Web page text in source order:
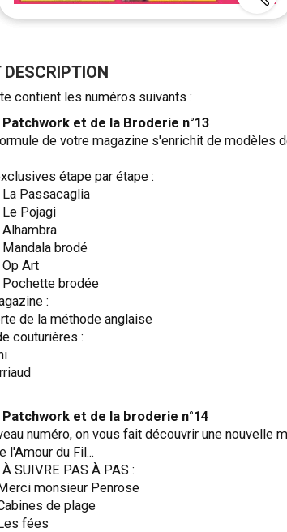
DESCRIPTION
contient les numéros suivants :
et de la Broderie n°13
de votre magazine s'enrichit de modèles
étape par étape :
La Passacaglia
Le Pojagi
brodé
Art
Pochette brodée
:
de la méthode anglaise
couturières :
et de la broderie n°14
numéro, on vous fait découvrir une
l'Amour du Fil...
SUIVRE PAS À PAS :
monsieur Penrose
de plage
fées